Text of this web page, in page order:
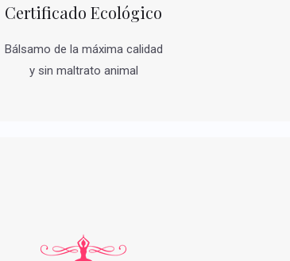
Certificado Ecológico
Bálsamo de la máxima calidad
y sin maltrato animal